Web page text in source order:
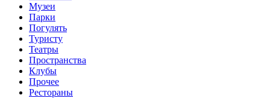
Музеи
Парки
Погулять
Туристу
Театры
Пространства
Клубы
Прочее
Рестораны